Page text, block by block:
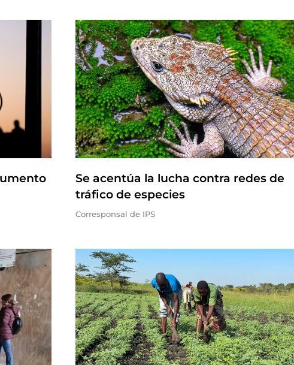
Se acentúa la lucha contra redes de
tráfico de especies
Corresponsal de IPS